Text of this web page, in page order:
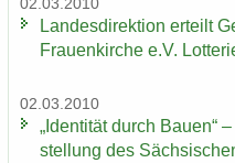
02.03.2010
Lan­des­di­rek­ti­on er­teilt
Frau­en­kir­che e.V.
02.03.2010
„Iden­ti­tät durch Bauen“
stel­lung des